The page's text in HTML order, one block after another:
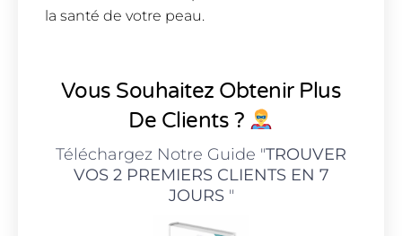
la santé de votre peau.
Vous Souhaitez Obtenir Plus
De Clients ?
Téléchargez Notre Guide "TROUVER
VOS 2 PREMIERS CLIENTS EN 7
JOURS"